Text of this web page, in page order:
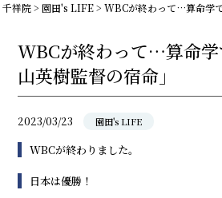
千祥院> 園田's LIFE> WBCが終わって…算命学
WBCが終わって…算命
山英樹監督の宿命」
2023/03/23 園田's LIFE
WBCが終わりました。
日本は優勝！